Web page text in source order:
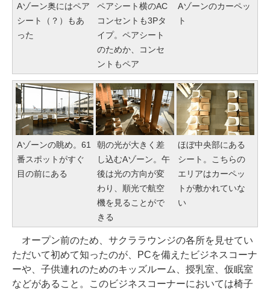
Aゾーン奥にはペア
シート（？）もあ
った
ペアシート横のAC
コンセントも3Pタ
イプ。ペアシート
のためか、コンセ
ントもペア
Aゾーンのカーペッ
ト
Aゾーンの眺め。61
番スポットがすぐ
目の前にある
朝の光が大きく差
し込むAゾーン。午
後は光の方向が変
わり、順光で航空
機を見ることがで
きる
ほぼ中央部にある
シート。こちらの
エリアはカーペッ
トが敷かれていな
い
オープン前のため、サクララウンジの各所を見せてい
ただいて初めて知ったのが、PCを備えたビジネスコーナ
ーや、子供連れのためのキッズルーム、授乳室、仮眠室
などがあること。このビジネスコーナーにおいては椅子